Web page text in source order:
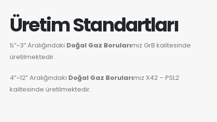
Üretim Standartları
½”~3” Aralığındaki Doğal Gaz Borularımız GrB kalitesinde
üretilmektedir.
4”~12” Aralığındaki Doğal Gaz Borularımız X42 – PSL2
kalitesinde üretilmektedir.